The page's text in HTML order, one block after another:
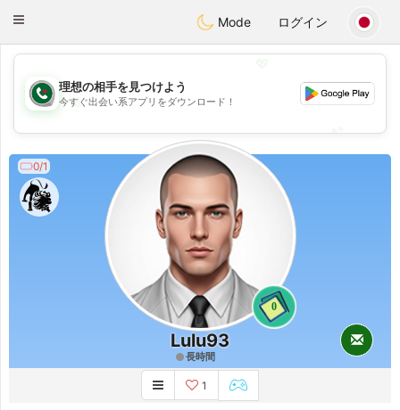
Weshrak
Toggle
Mode ログイン
💖
💕
理想の相手を見つけよう
今すぐ出会い系アプリをダウンロード！
0/1
0
Lulu93
長時間
1